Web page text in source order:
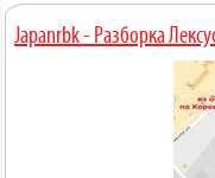
Japanrbk - Разборка